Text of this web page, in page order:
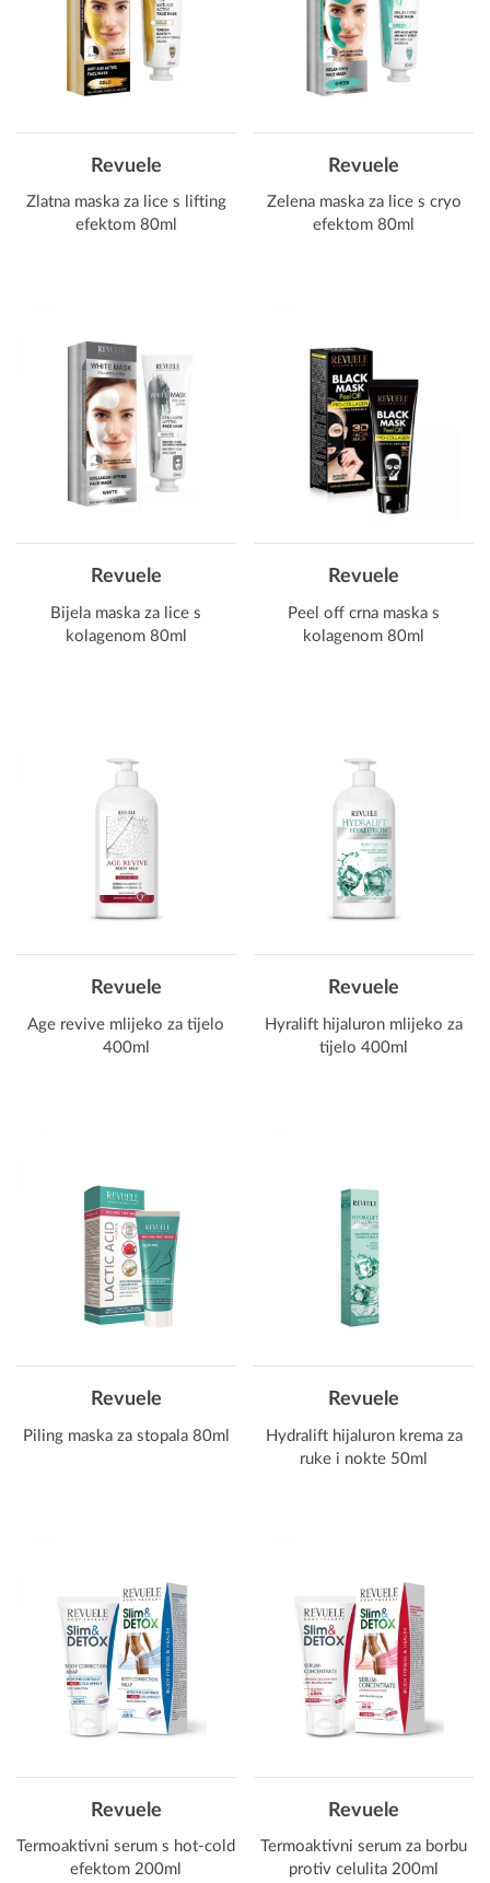
Revuele
Zlatna maska za lice s lifting
efektom 80ml
Revuele
Zelena maska za lice s cryo
efektom 80ml
Revuele
Bijela maska za lice s
kolagenom 80ml
Revuele
Peel off crna maska s
kolagenom 80ml
Revuele
Age revive mlijeko za tijelo
400ml
Revuele
Hyralift hijaluron mlijeko za
tijelo 400ml
Revuele
Piling maska za stopala 80ml
Revuele
Hydralift hijaluron krema za
ruke i nokte 50ml
Revuele
Termoaktivni serum s hot-cold
efektom 200ml
Revuele
Termoaktivni serum za borbu
protiv celulita 200ml